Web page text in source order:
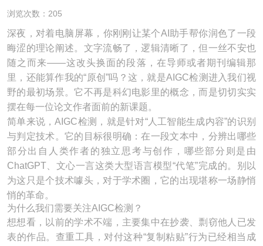
浏览次数：205
深夜，对着电脑屏幕，你刚刚让某个AI助手帮你润色了一段
晦涩的理论阐述。文字流畅了，逻辑清晰了，但一丝不安也
随之而来——这改头换面的段落，在导师或者期刊编辑那
里，还能算作我的“原创”吗？这，就是AIGC检测进入我们视
野的最初场景。它不再是科幻电影里的概念，而是切切实实
摆在每一位论文作者面前的新课题。
简单来说，AIGC检测，就是针对“人工智能生成内容”的识别
与判定技术。它的目标很明确：在一段文本中，分辨出哪些
部分出自人类作者的独立思考与创作，哪些部分则是由
ChatGPT、文心一言这类大型语言模型“代笔”完成的。别以
为这只是个技术噱头，对于学术圈，它的出现堪称一场静悄
悄的革命。
为什么我们需要关注AIGC检测？
想想看，以前的学术不端，主要集中在抄袭、剽窃他人已发
表的作品。查重工具，对付这种“复制粘贴”行为已经相当成